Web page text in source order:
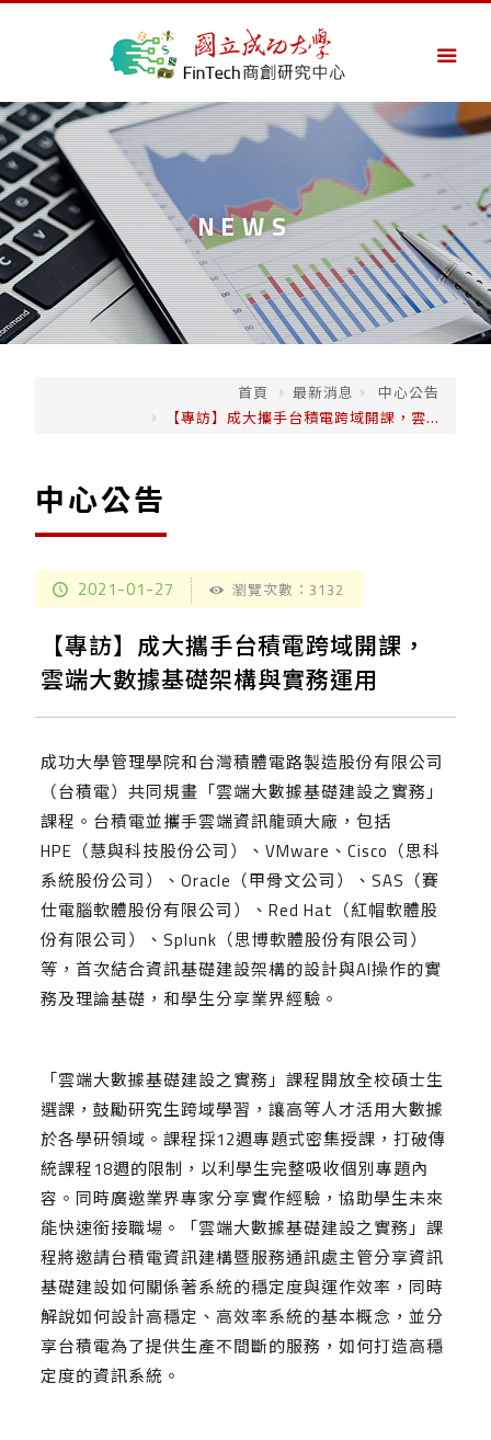
NEWS
首頁 最新消息
中心公告
【專訪】成大攜手台積電跨域開課，雲...
中心公告
2021-01-27 瀏覽次數：3132
【專訪】成大攜手台積電跨域開課，
雲端大數據基礎架構與實務運用
成功大學管理學院和台灣積體電路製造股份有限公司
（台積電）共同規畫「雲端大數據基礎建設之實務」
課程。台積電並攜手雲端資訊龍頭大廠，包括
HPE（慧與科技股份公司）、VMware、Cisco（思科
系統股份公司）、Oracle（甲骨文公司）、SAS（賽
仕電腦軟體股份有限公司）、Red Hat（紅帽軟體股
份有限公司）、Splunk（思博軟體股份有限公司）
等，首次結合資訊基礎建設架構的設計與AI操作的實
務及理論基礎，和學生分享業界經驗。
「雲端大數據基礎建設之實務」課程開放全校碩士生
選課，鼓勵研究生跨域學習，讓高等人才活用大數據
於各學研領域。課程採12週專題式密集授課，打破傳
統課程18週的限制，以利學生完整吸收個別專題內
容。同時廣邀業界專家分享實作經驗，協助學生未來
能快速銜接職場。「雲端大數據基礎建設之實務」課
程將邀請台積電資訊建構暨服務通訊處主管分享資訊
基礎建設如何關係著系統的穩定度與運作效率，同時
解說如何設計高穩定、高效率系統的基本概念，並分
享台積電為了提供生產不間斷的服務，如何打造高穩
定度的資訊系統。